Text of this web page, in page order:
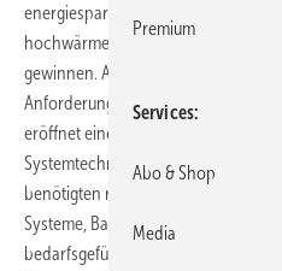
energiesparender Bauweisen von
hochwärmegedämmten
gewinnen. Auch Bestandsgebäude
Anforderungen sukzessive
eröffnet einen Einblick in die
Systemtechniken sowie deren
benötigten regelungstechnischen
Systeme, Bauteile von RLT-Anlagen,
bedarfsgeführte
Premium
Services
Abo & Shop
Media